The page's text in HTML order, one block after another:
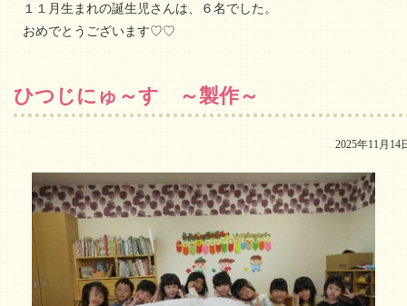
１１月生まれの誕生児さんは、６名でした。
おめでとうございます♡♡
ひつじにゅ～す ～製作～
2025年11月14